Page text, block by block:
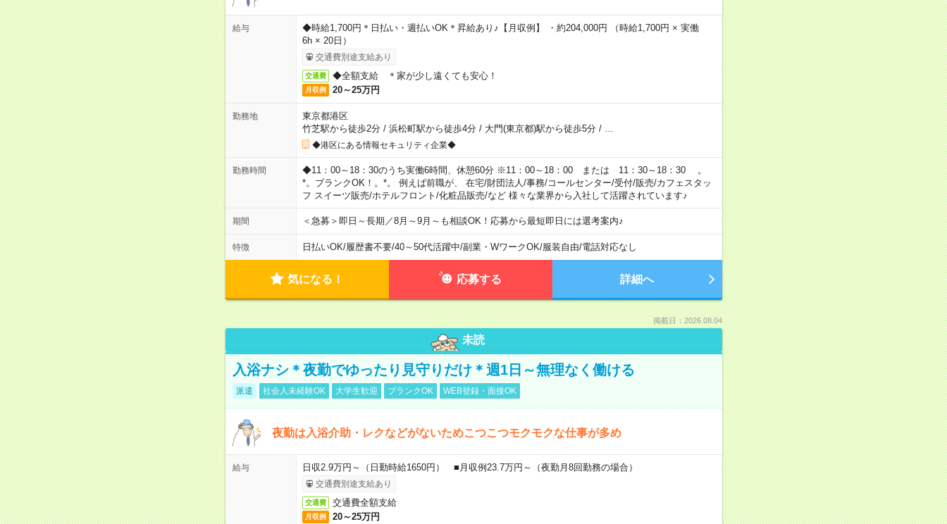
給与
◆時給1,700円＊日払い・週払いOK＊昇給あり♪【月収例】 ・約204,000円 （時給1,700円 × 実働
6h × 20日）
交通費別途支給あり
交通費 ◆全額支給 ＊家が少し遠くても安心！
月収例 20～25万円
勤務地
東京都港区
竹芝駅から徒歩2分/ 浜松町駅から徒歩4分/ 大門(東京都)駅から徒歩5分/
◆港区にある情報セキュリティ企業◆
勤務時間
◆11：00～18：30のうち実働6時間、休憩60分 ※11：00～18：00 または 11：30～18：30 。
*。ブランクOK！。*。 例えば前職が、 在宅/財団法人/事務/コールセンター/受付/販売/カフェスタッ
フ スイーツ販売/ホテルフロント/化粧品販売/など 様々な業界から入社して活躍されています♪
期間 ＜急募＞即日～長期／8月～9月～も相談OK！応募から最短即日には選考案内♪
特徴 日払いOK/履歴書不要/40～50代活躍中/副業・WワークOK/服装自由/電話対応なし
気になる！ 応募する 詳細へ
掲載日：2026.08.04
未読
入浴ナシ＊夜勤でゆったり見守りだけ＊週1日～無理なく働ける
派遣 社会人未経験OK 大学生歓迎 ブランクOK WEB登録・面接OK
夜勤は入浴介助・レクなどがないためこつこつモクモクな仕事が多め
給与 日収2.9万円～（日勤時給1650円） ■月収例23.7万円～（夜勤月8回勤務の場合）
交通費別途支給あり
交通費 交通費全額支給
月収例 20～25万円